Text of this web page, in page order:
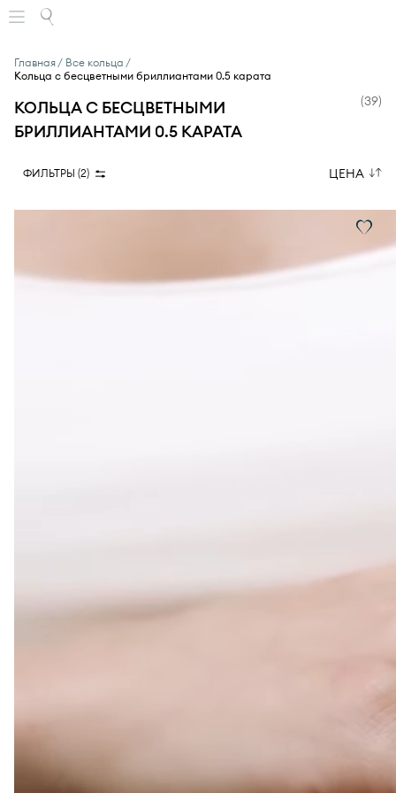
Главная
Все кольца
Кольца с бесцветными бриллиантами 0.5 карата
КОЛЬЦА С БЕСЦВЕТНЫМИ
БРИЛЛИАНТАМИ 0.5 КАРАТА
(39)
ФИЛЬТРЫ (2) ЦЕНА